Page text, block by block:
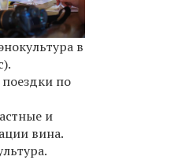
в
по
и
вина.